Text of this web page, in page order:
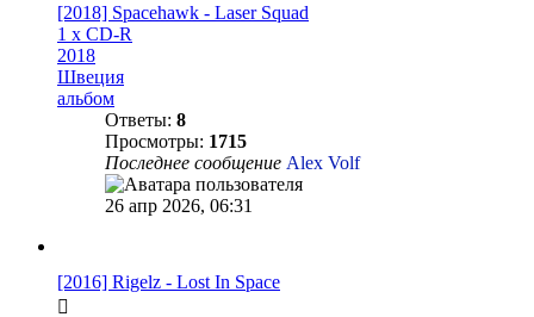
[2018] Spacehawk - Laser Squad
1 x CD-R
2018
Швеция
альбом
Ответы: 8
Просмотры: 1715
Последнее сообщение Alex Volf
26 апр 2026, 06:31
[2016] Rigelz - Lost In Space